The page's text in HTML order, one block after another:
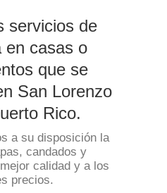
servicios de
en casas o
que se
San Lorenzo
Rico.
a su disposición la
candados y
calidad y a los
precios.